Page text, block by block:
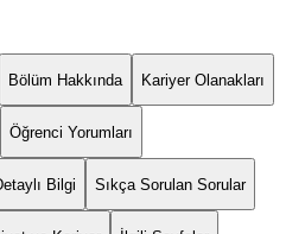
Bölüm Hakkında Kariyer Olanakları
Öğrenci Yorumları
Bilgi Sıkça Sorulan Sorular